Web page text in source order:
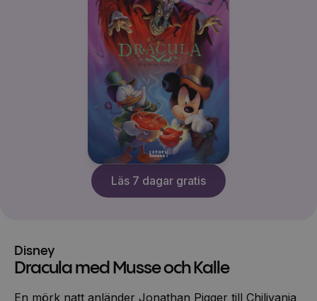
Läs 7 dagar gratis
Disney
Dracula med Musse och Kalle
En mörk natt anländer Jonathan Pigger till Chilivania